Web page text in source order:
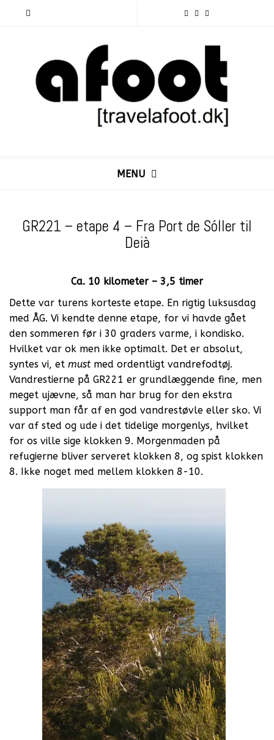
MENU
GR221 – etape 4 – Fra Port de Sóller til
Deià
Ca. 10 kilometer – 3,5 timer
Dette var turens korteste etape. En rigtig luksusdag
med ÅG. Vi kendte denne etape, for vi havde gået
den sommeren før i 30 graders varme, i kondisko.
Hvilket var ok men ikke optimalt. Det er absolut,
syntes vi, et must med ordentligt vandrefodtøj.
Vandrestierne på GR221 er grundlæggende fine, men
meget ujævne, så man har brug for den ekstra
support man får af en god vandrestøvle eller sko. Vi
var af sted og ude i det tidelige morgenlys, hvilket
for os ville sige klokken 9. Morgenmaden på
refugierne bliver serveret klokken 8, og spist klokken
8. Ikke noget med mellem klokken 8-10.